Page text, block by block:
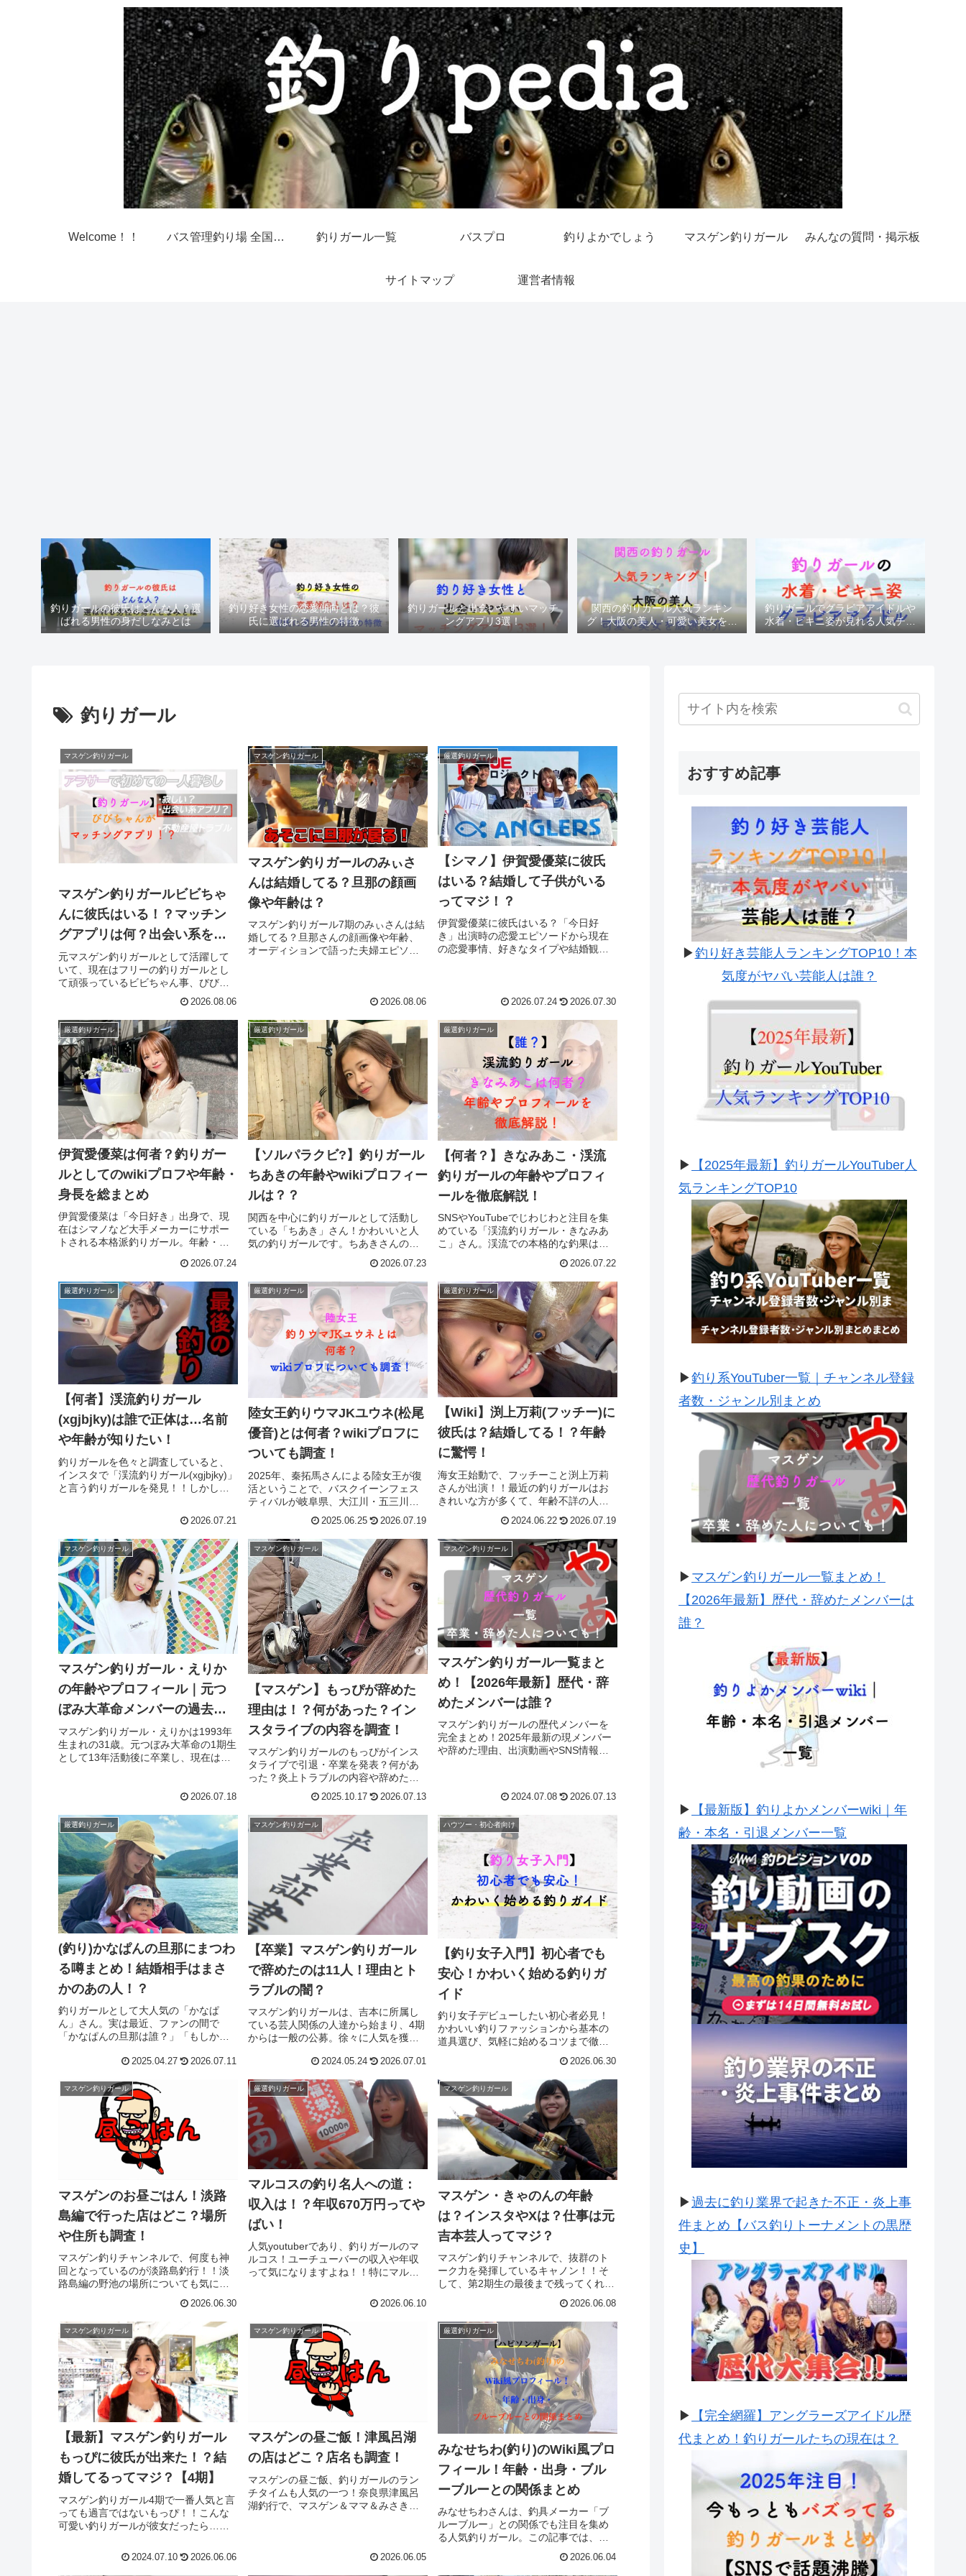
Welcome！！ バス管理釣り場 全国一覧 釣りガール一覧 バスプロ 釣りよかでしょう マスゲン釣りガール みんなの質問・掲示板
サイトマップ 運営者情報
釣りガールの彼氏はどんな人？選
ばれる男性の身だしなみとは
釣り好き女性の恋愛傾向とは？彼
氏に選ばれる男性の特徴
釣りガールと出会いやすいマッチ
ングアプリ3選！
関西の釣りガール人気ランキン
グ！大阪の美人・可愛い美女を厳
選紹介
釣りガールでグラビアアイドルや
水着・ビキニ姿が見れる人気チャ
ンネル
釣りガール
マスゲン釣りガール
マスゲン釣りガールビビちゃ
んに彼氏はいる！？マッチン
グアプリは何？出会い系を使
ってると告白
元マスゲン釣りガールとして活躍して
いて、現在はフリーの釣りガールとし
て頑張っているビビちゃん事、びびち
ゃん。個人のYouTubeをスタートし
て、「豆腐メンタルは人生ハードモー
ド」と言う動画で、アイキャッチ画像
に「出会い系アプリ」と言う文字。...
2026.08.06
マスゲン釣りガール
マスゲン釣りガールのみぃさ
んは結婚してる？旦那の顔画
像や年齢は？
マスゲン釣りガール7期のみぃさんは結
婚してる？旦那さんの顔画像や年齢、
オーディションで語った夫婦エピソー
2026.08.06
厳選釣りガール
【シマノ】伊賀愛優菜に彼氏
はいる？結婚して子供がいる
ってマジ！？
伊賀愛優菜に彼氏はいる？「今日好
き」出演時の恋愛エピソードから現在
の恋愛事情、好きなタイプや結婚観ま
2026.07.24 2026.07.30
厳選釣りガール
伊賀愛優菜は何者？釣りガー
ルとしてのwikiプロフや年齢・
身長を総まとめ
伊賀愛優菜は「今日好き」出身で、現
在はシマノなど大手メーカーにサポー
トされる本格派釣りガール。年齢・身
2026.07.24
厳選釣りガール
【ソルパラクビ?】釣りガール
ちあきの年齢やwikiプロフィー
ルは？？
関西を中心に釣りガールとして活動し
ている「ちあき」さん！かわいいと人
気の釣りガールです。ちあきさんの年
パラtvクビって何？メジャークラフト辞
めたの？と言う部分について、調査を
していきます。【ソルパラ】...
2026.07.23
厳選釣りガール
【何者？】きなみあこ・渓流
釣りガールの年齢やプロフィ
ールを徹底解説！
SNSやYouTubeでじわじわと注目を集
めている「渓流釣りガール・きなみあ
こ」さん。渓流での本格的な釣果はも
ちろん、その自然体で飾らないスタイ
ルに「誰？」「何者なの？」と気にな
っている人も多いのではないでしょう
か。本記事では、そんな“きな...
2026.07.22
厳選釣りガール
【何者】渓流釣りガール
(xgjbjky)は誰で正体は…名前
や年齢が知りたい！
釣りガールを色々と調査していると、
インスタで「渓流釣りガール(xgjbjky)」
と言う釣りガールを発見！！しかし、
美人で可愛い子が投稿されているんだ
けど…渓流釣りガール(x...
2026.07.21
厳選釣りガール
陸女王釣りウマJKユウネ(松尾
優音)とは何者？wikiプロフに
ついても調査！
2025年、秦拓馬さんによる陸女王が復
活ということで、バスクイーンフェス
ティバルが岐阜県、大江川・五三川で
開催。そして、陸女王への切符を手に
入れたと秦拓馬さんがXに投稿している
のが、釣りうまJKユウネさん。はたし
て、彼女は何者で、プロフィー...
2025.06.25 2026.07.19
厳選釣りガール
【Wiki】渕上万莉(フッチー)に
彼氏は？結婚してる！？年齢
に驚愕！
海女王始動で、フッチーこと渕上万莉
さんが出演！！最近の釣りガールはお
きれいな方が多くて、年齢不詳の人が
んめっちゃタイプ←ぇ渕上万莉さんは
釣りガールの中でもかなりかわいい美
貌の持ち主！！>>釣りガール一覧...
2024.06.22 2026.07.19
マスゲン釣りガール
マスゲン釣りガール・えりか
の年齢やプロフィール｜元つ
ぼみ大革命メンバーの過去と
現在
マスゲン釣りガール・えりかは1993年
生まれの31歳。元つぼみ大革命の1期生
として13年活動後に卒業し、現在は釣
2026.07.18
マスゲン釣りガール
【マスゲン】もっぴが辞めた
理由は！？何があった？イン
スタライブの内容を調査！
マスゲン釣りガールのもっぴがインス
タライブで引退・卒業を発表？何があ
った？炎上トラブルの内容や辞めた理
2025.10.17 2026.07.13
マスゲン釣りガール
マスゲン釣りガール一覧まと
め！【2026年最新】歴代・辞
めたメンバーは誰？
マスゲン釣りガールの歴代メンバーを
完全まとめ！2025年最新の現メンバー
や辞めた理由、出演動画やSNS情報も
2024.07.08 2026.07.13
厳選釣りガール
(釣り)かなぱんの旦那にまつわ
る噂まとめ！結婚相手はまさ
かのあの人！？
釣りガールとして大人気の「かなぱ
ん」さん。実は最近、ファンの間で
「かなぱんの旦那は誰？」「もしかし
ます。そこで今回は、【かなぱん 旦
相を徹底調査！結婚相手の素顔や2人の
2025.04.27 2026.07.11
マスゲン釣りガール
【卒業】マスゲン釣りガール
で辞めたのは11人！理由とト
ラブルの闇？
マスゲン釣りガールは、吉本に所属し
ている芸人関係の人達から始まり、4期
からは一般の公募。徐々に人気を獲得
めた釣りガールも出てきていますね。
辞めたマスゲン釣りガールをまとめま
した。そして、辞めた理由や現在の活...
2024.05.24 2026.07.01
ハウツー・初心者向け
【釣り女子入門】初心者でも
安心！かわいく始める釣りガ
イド
釣り女子デビューしたい初心者必見！
かわいい釣りファッションから基本の
道具選び、気軽に始めるコツまで徹底
りの魅力をやさしく紹介します。
2026.06.30
マスゲン釣りガール
マスゲンのお昼ごはん！淡路
島編で行った店はどこ？場所
や住所も調査！
マスゲン釣りチャンネルで、何度も神
回となっているのが淡路島釣行！！淡
路島編の野池の場所についても気にな
れている場所を今回は調査します。マ
スゲンさんが淡路島でお昼ごはんに使
った店は？店名や場所が知りたい！
と、...
2026.06.30
厳選釣りガール
マルコスの釣り名人への道：
収入は！？年収670万円ってや
ばい！
人気youtuberであり、釣りガールのマ
ルコス！ユーチューバーの収入や年収
って気になりますよね！！特にマルコ
なく、自力で登録者数を増やしていっ
たと言うイメージが強い方。 現在のマ
ルコスは、チャンネル登録者...
2026.06.10
マスゲン釣りガール
マスゲン・きゃのんの年齢
は？インスタやXは？仕事は元
吉本芸人ってマジ？
マスゲン釣りチャンネルで、抜群のト
ーク力を発揮しているキャノン！！そ
して、第2期生の最後まで残ってくれた
2025年現在は、タックルベリーガール
ズに選ばれ、活動を頑張っています。
きゃのんの年齢やWikiプロフィ...
2026.06.08
マスゲン釣りガール
【最新】マスゲン釣りガール
もっぴに彼氏が出来た！？結
婚してるってマジ？【4期】
マスゲン釣りガール4期で一番人気と言
っても過言ではないもっぴ！！こんな
可愛い釣りガールが彼女だったら…っ
ぴに、そもそももっぴは、彼氏とかい
るの？マスゲンさんが彼氏じゃない
2024.07.10 2026.06.06
マスゲン釣りガール
マスゲンの昼ご飯！津風呂湖
の店はどこ？店名も調査！
マスゲンの昼ご飯、釣りガールのラン
チタイムも人気の一つ！奈良県津風呂
湖釣行で、マスゲン＆ママ＆みさきさ
と、気になっている方の参考になれば
2026.06.05
厳選釣りガール
みなせちわ(釣り)のWiki風プロ
フィール！年齢・出身・ブル
ーブルーとの関係まとめ
みなせちわさんは、釣具メーカー「ブ
ルーブルー」との関係でも注目を集め
る人気釣りガール。この記事では、年
Wiki風にわかりやすく紹介します。
2026.06.04
おすすめ記事
▶釣り好き芸能人ランキングTOP10！本
気度がヤバい芸能人は誰？
▶
【2025年最新】釣りガールYouTuber人
気ランキングTOP10
▶釣り系YouTuber一覧｜チャンネル登録
者数・ジャンル別まとめ
▶ マスゲン釣りガール一覧まとめ！
【2026年最新】歴代・辞めたメンバーは
誰？
▶
【最新版】釣りよかメンバーwiki｜年
齢・本名・引退メンバー一覧
▶過去に釣り業界で起きた不正・炎上事
件まとめ【バス釣りトーナメントの黒歴
史】
▶
【完全網羅】アングラーズアイドル歴
代まとめ！釣りガールたちの現在は？